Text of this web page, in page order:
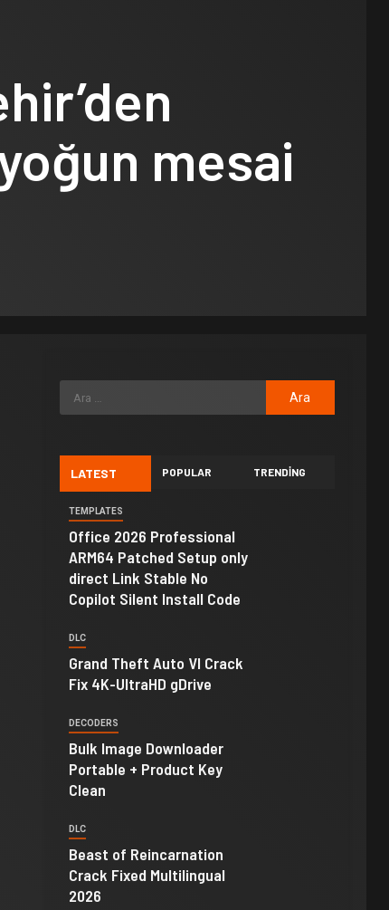
mesai
LATEST POPULAR TRENDING
TEMPLATES
Office 2026 Professional
ARM64 Patched Setup only
direct Link Stable No
Copilot Silent Install Code
DLC
Grand Theft Auto VI Crack
Fix 4K-UltraHD gDrive
DECODERS
Bulk Image Downloader
Portable + Product Key
Clean
DLC
Beast of Reincarnation
Crack Fixed Multilingual
2026